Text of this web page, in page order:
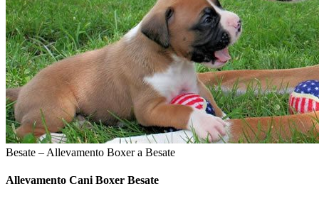
Besate – Allevamento Boxer a Besate
Allevamento Cani Boxer Besate